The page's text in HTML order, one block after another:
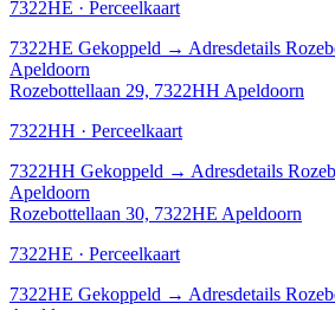
7322HE · Perceelkaart
7322HE Gekoppeld → Adresdetails
Apeldoorn
Rozebottellaan 29, 7322HH Apeldoorn
7322HH · Perceelkaart
7322HH Gekoppeld → Adresdetails
Apeldoorn
Rozebottellaan 30, 7322HE Apeldoorn
7322HE · Perceelkaart
7322HE Gekoppeld → Adresdetails